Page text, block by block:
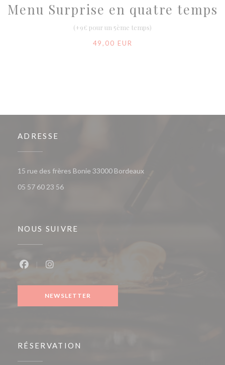
Menu Surprise en quatre temps
(+9€ pour un 5ème temps)
49,00 EUR
ADRESSE
15 rue des frères Bonie 33000 Bordeaux((ouvre une nouvelle
05 57 60 23 56
NOUS SUIVRE
NEWSLETTER
RÉSERVATION